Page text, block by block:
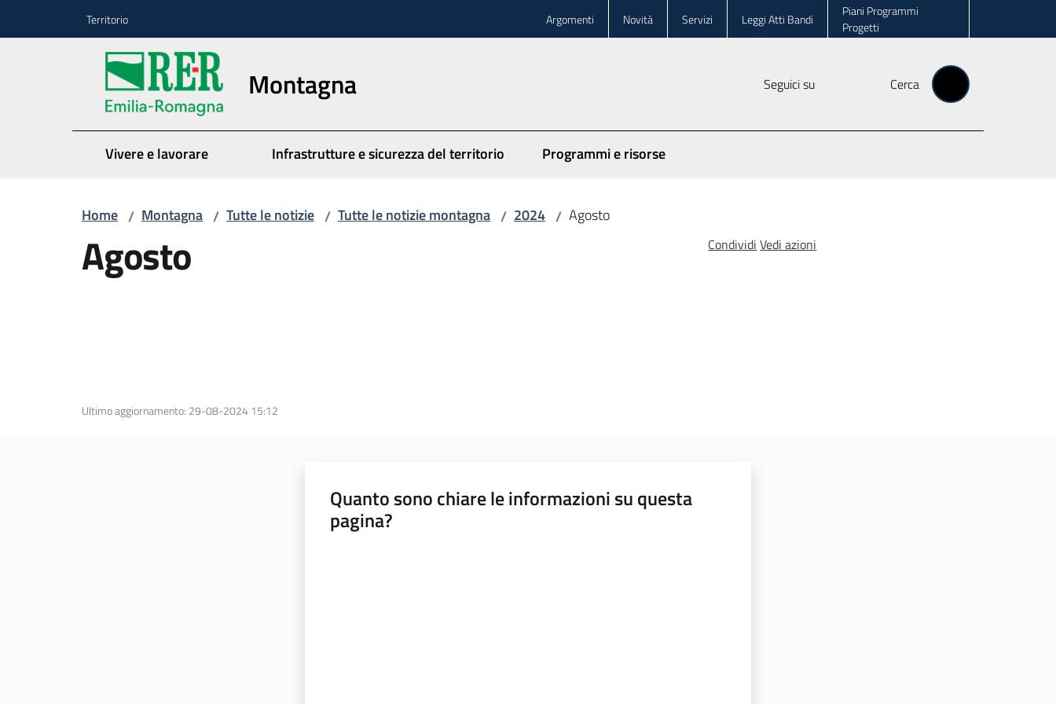
Territorio Argomenti Novità Servizi Leggi Atti Bandi
Piani Programmi
Progetti
Montagna Seguici su Cerca
Vivere e lavorare Infrastrutture e sicurezza del territorio Programmi e risorse
Home / Montagna / Tutte le notizie / Tutte le notizie montagna / 2024 / Agosto
Agosto Condividi Vedi azioni
Ultimo aggiornamento: 29-08-2024 15:12
Quanto sono chiare le informazioni su questa
pagina?